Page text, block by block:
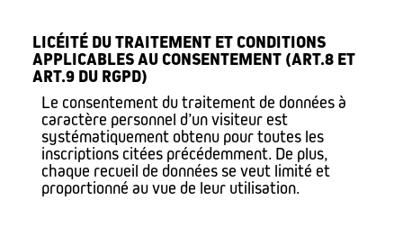
LICÉITÉ DU TRAITEMENT ET CONDITIONS
APPLICABLES AU CONSENTEMENT (ART.8 ET
ART.9 DU RGPD)
Le consentement du traitement de données à
caractère personnel d’un visiteur est
systématiquement obtenu pour toutes les
inscriptions citées précédemment. De plus,
chaque recueil de données se veut limité et
proportionné au vue de leur utilisation.